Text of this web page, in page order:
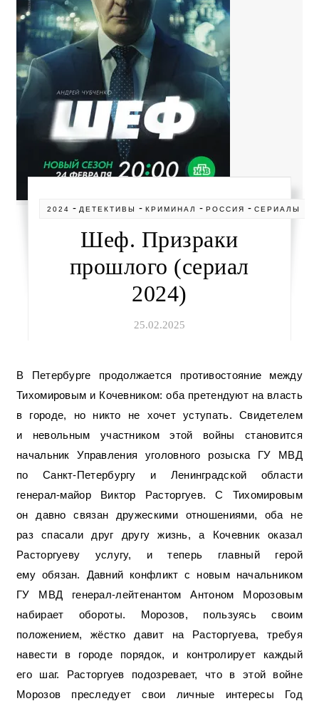
2024 - ДЕТЕКТИВЫ -КРИМИНАЛ -РОССИЯ -СЕРИАЛЫ
Шеф. Призраки
прошлого (сериал
2024)
25.02.2025
В Петербурге продолжается противостояние между
Тихомировым и Кочевником: оба претендуют на власть
в городе, но никто не хочет уступать. Свидетелем
и невольным участником этой войны становится
начальник Управления уголовного розыска ГУ МВД
по Санкт-Петербургу и Ленинградской области
генерал-майор Виктор Расторгуев. С Тихомировым
он давно связан дружескими отношениями, оба не
раз спасали друг другу жизнь, а Кочевник оказал
Расторгуеву услугу, и теперь главный герой
ему обязан. Давний конфликт с новым начальником
ГУ МВД генерал-лейтенантом Антоном Морозовым
набирает обороты. Морозов, пользуясь своим
положением, жёстко давит на Расторгуева, требуя
навести в городе порядок, и контролирует каждый
его шаг. Расторгуев подозревает, что в этой войне
Морозов преследует свои личные интересы Год